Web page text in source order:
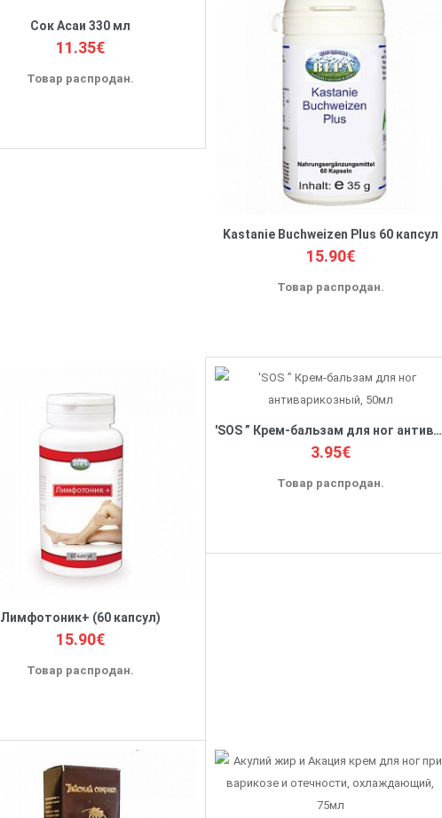
Сок Асаи 330 мл
11.35€
Товар распродан.
Kastanie Buchweizen Plus 60 капсул
15.90€
Товар распродан.
Лимфотоник+ (60 капсул)
15.90€
Товар распродан.
'SOS ” Крем-бальзам для ног антиварикозный, 50мл
3.95€
Товар распродан.